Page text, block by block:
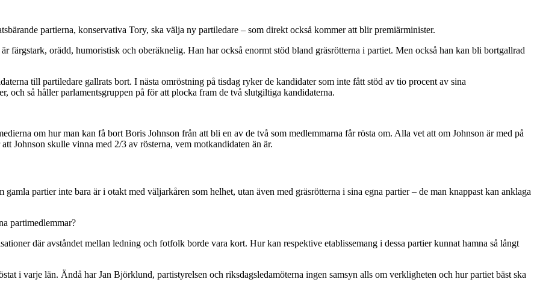
partierna, konservativa Tory, ska välja ny partiledare – som direkt också kommer att blir premiärminister.
färgstark, orädd, humoristisk och oberäknelig. Han har också enormt stöd bland gräsrötterna i partiet. Men också han kan bli bortgallrad
till partiledare gallrats bort. I nästa omröstning på tisdag ryker de kandidater som inte fått stöd av tio procent av sina
och så håller parlamentsgruppen på för att plocka fram de två slutgiltiga kandidaterna.
om hur man kan få bort Boris Johnson från att bli en av de två som medlemmarna får rösta om. Alla vet att om Johnson är med på
Johnson skulle vinna med 2/3 av rösterna, vem motkandidaten än är.
partier inte bara är i otakt med väljarkåren som helhet, utan även med gräsrötterna i sina egna partier – de man knappast kan anklaga
partimedlemmar?
där avståndet mellan ledning och fotfolk borde vara kort. Hur kan respektive etablissemang i dessa partier kunnat hamna så långt
i varje län. Ändå har Jan Björklund, partistyrelsen och riksdagsledamöterna ingen samsyn alls om verkligheten och hur partiet bäst ska